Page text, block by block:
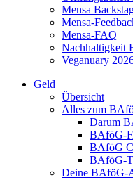
Mensa
Mensa-
Mensa-FAQ
Nachhaltigkeit
Veganuary
Geld
Übersicht
Alles zum
Darum
BAföG-
BAföG
BAföG-
Deine BAföG-